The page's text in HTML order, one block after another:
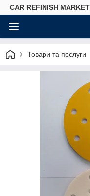
CAR REFINISH MARKET
Товари та послуги